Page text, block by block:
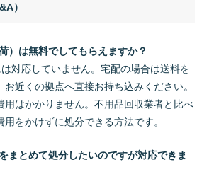
）
）は無料でしてもらえますか？
対応していません。宅配の場合は送料を
お近くの拠点へ直接お持ち込みください。
用はかかりません。不用品回収業者と比べ
をかけずに処分できる方法です。
まとめて処分したいのですが対応できま